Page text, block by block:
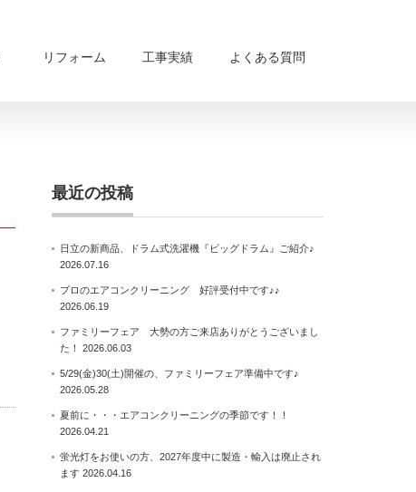
リフォーム 工事実績 よくある質問
最近の投稿
日立の新商品、ドラム式洗濯機『ビッグドラム』ご紹介♪
2026.07.16
プロのエアコンクリーニング 好評受付中です♪♪
2026.06.19
ファミリーフェア 大勢の方ご来店ありがとうございまし
た！
2026.06.03
5/29(金)30(土)開催の、ファミリーフェア準備中です♪
2026.05.28
夏前に・・・エアコンクリーニングの季節です！！
2026.04.21
蛍光灯をお使いの方、2027年度中に製造・輸入は廃止され
ます 2026.04.16